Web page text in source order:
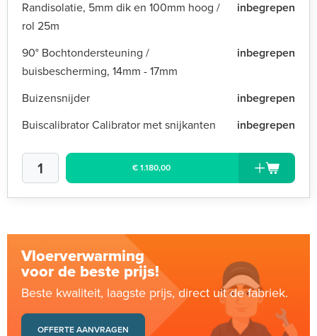
Randisolatie, 5mm dik en 100mm hoog /
rol 25m
inbegrepen
90° Bochtondersteuning /
buisbescherming, 14mm - 17mm
inbegrepen
Buizensnijder
inbegrepen
Buiscalibrator Calibrator met snijkanten
inbegrepen
€ 1.180,00
Vloerverwarming
voor de beste prijs!
Beste kwaliteit, laagste prijs, direct uit de fabriek.
OFFERTE AANVRAGEN